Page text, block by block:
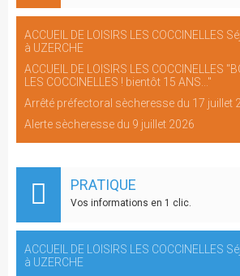
ACCUEIL DE LOISIRS LES COCCINELLES
à UZERCHE
ACCUEIL DE LOISIRS LES COCCINELLES
LES COCCINELLES ! bientôt 15 ANS..."
Arrêté préfectoral sècheresse du 17 juillet
Alerte sècheresse du 9 juillet 2026
PRATIQUE
Vos informations en 1 clic.
ACCUEIL DE LOISIRS LES COCCINELLES
à UZERCHE